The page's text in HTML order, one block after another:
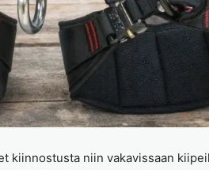
kiinnostusta niin vakavissaan